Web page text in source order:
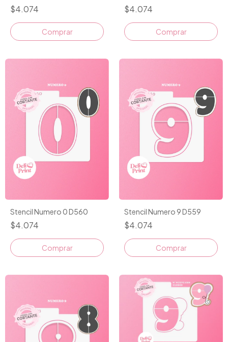
$4.074
Comprar
$4.074
Comprar
Stencil Numero 0 D560
$4.074
Comprar
Stencil Numero 9 D559
$4.074
Comprar